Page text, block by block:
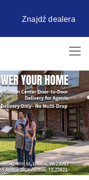
Znajdź dealera